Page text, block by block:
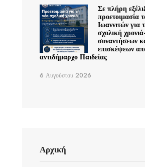
Σε πλήρη
προετοιμασία
Ιωαννιτών για
σχολική
συναντήσεων
επισκέψεων
αντιδήμαρχο Παιδείας
6 Αυγούστου 2026
Αρχική